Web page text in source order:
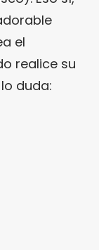
el
realice su
duda: